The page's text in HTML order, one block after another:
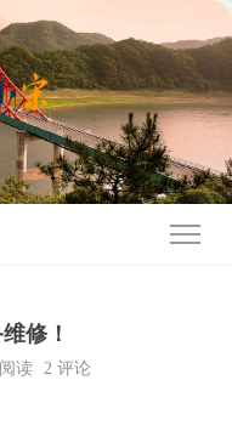
修！
阅读 2 评论